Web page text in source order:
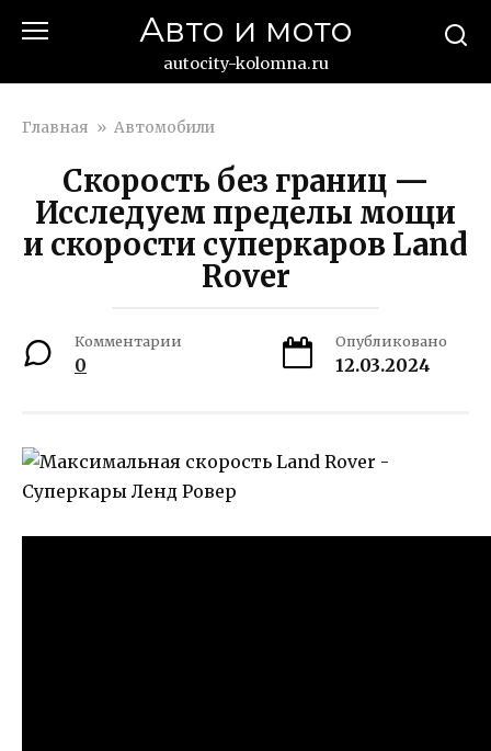
Авто и мото
autocity-kolomna.ru
Главная » Автомобили
Скорость без границ —
Исследуем пределы мощи
и скорости суперкаров Land
Rover
Комментарии
0
Опубликовано
12.03.2024